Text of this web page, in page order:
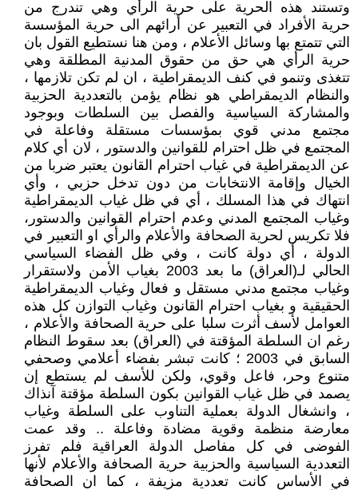
وتستند هذه الحرية على حرية الرأي وهي تندرج من
حرية الأفراد في التعبير عن أرائهم الى حرية المؤسسة
التي تتمتع بها وسائل الأعلام ، ومن هنا نستطيع القول بان
حرية الرأي هي حق من حقوق المدنية المطلقة وهي
تتغذى وتنمو في كنف الديمقراطية ، ان لم تكن تلازمها ،
والنظام الديمقراطي هو نظام يؤمن بالتعددية الحزبية
والمشاركة السياسية والفصل بين السلطات وبوجود
مجتمع مدني قوي بمؤسسات مستقلة وفاعلة في
المجتمع في ظل احترام للقوانين والدستور ، لان أي كلام
عن الديمقراطية في غياب احترام القانون يعتبر ضربا من
الخيال وإقامة الانتخابات من دون تدخل حزبي ، وأي
انتهاك في هذا المسلك ، أي في ظل غياب الديمقراطية
وغياب المجتمع المدني وعدم احترام القوانين والدستور،
فلا تكريس لحرية الصحافة والأعلام والرأي او التعبير في
الدولة ، أي دولة كانت ، وفي ظل الفضاء السياسي
الحالي لـ(العراق) ما بعد 2003 بغياب الأمن ولاستقرار
وغياب مجتمع مدني مستقل و فعال وغياب الديمقراطية
الحقيقية و بغياب احترام القانون وغياب التوازن كل هذه
العوامل لأسف أثرت سلبا على حرية الصحافة والأعلام ،
رغم ان السلطة المؤقتة في (العراق) بعد سقوط النظام
السابق في 2003 ؛ كانت تبشر بفضاء أعلامي وصحفي
متنوع وحر، فاعل وقوي، ولكن للأسف لم يستطع إن
يصمد في ظل غياب القوانين بكون السلطة مؤقتة آنذاك
، وانشغال الدولة بعملية التناوب على السلطة وغياب
معارضة منظمة وقوية مضادة وفاعلة .. وقد عمت
الفوضى في كل مفاصل الدولة العراقية فلم تفرز
التعددية السياسية والحزبية حرية الصحافة والأعلام لأنها
في الأساس كانت تعددية مزيفة ، كما ان الصحافة